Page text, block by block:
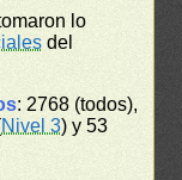
lo
del
: 2768 (todos),
Nivel 3) y 53